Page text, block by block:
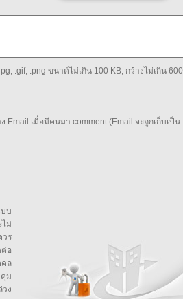
.gif, .png ขนาด์ไม่เกิน 100 KB, กว้างไม่เกิน 600
Email เมื่อมีคนมา comment (Email จะถูกเก็บเป็น
บ
ม่
วร
อ
คล
ม
ง